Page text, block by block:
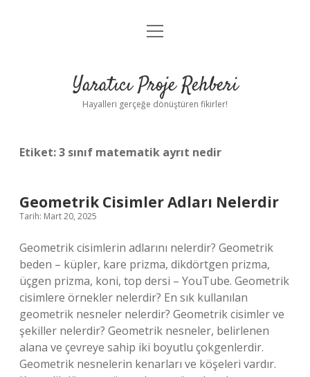
Anasayfa
Yasal Uyarı
menüyü
Yaratıcı Proje Rehberi
Hayalleri gerçeğe dönüştüren fikirler!
Etiket:3 sınıf matematik ayrıt nedir
Geometrik Cisimler Adları Nelerdir
Tarih: Mart 20, 2025
Geometrik cisimlerin adlarını nelerdir? Geometrik
beden – küpler, kare prizma, dikdörtgen prizma,
üçgen prizma, koni, top dersi – YouTube. Geometrik
cisimlere örnekler nelerdir? En sık kullanılan
geometrik nesneler nelerdir? Geometrik cisimler ve
şekiller nelerdir? Geometrik nesneler, belirlenen
alana ve çevreye sahip iki boyutlu çokgenlerdir.
Geometrik nesnelerin kenarları ve köşeleri vardır.